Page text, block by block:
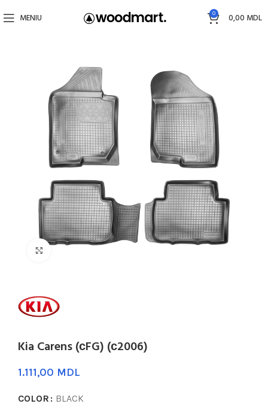
MENIU 0 0,00 MDL
Kia Carens (сFG) (с2006)
MDL
COLOR BLACK